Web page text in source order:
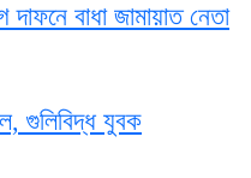
বাধা জামায়াত নেতা
গুলিবিদ্ধ যুবক